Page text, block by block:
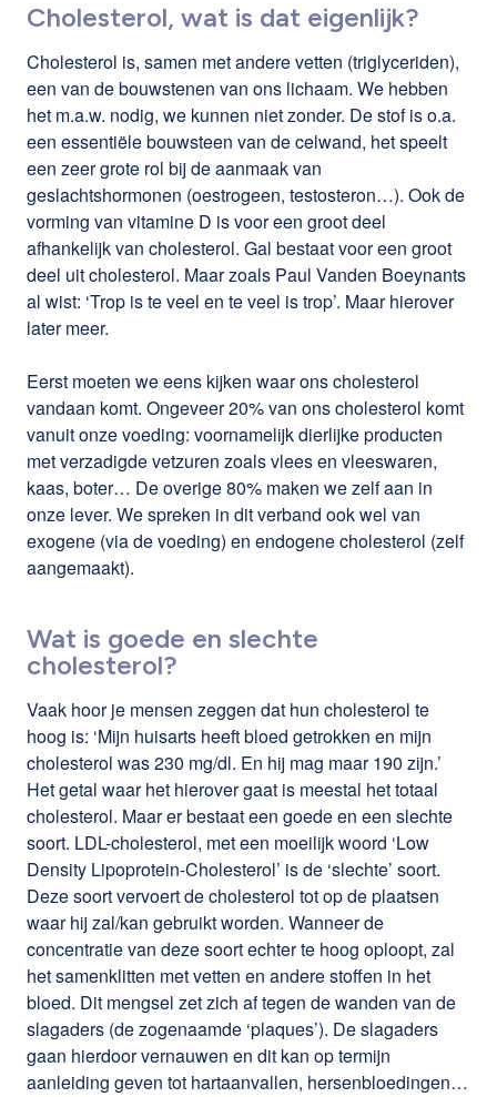
Cholesterol, wat is dat eigenlijk?
Cholesterol is, samen met andere vetten (triglyceriden),
een van de bouwstenen van ons lichaam. We hebben
het m.a.w. nodig, we kunnen niet zonder. De stof is o.a.
een essentiële bouwsteen van de celwand, het speelt
een zeer grote rol bij de aanmaak van
geslachtshormonen (oestrogeen, testosteron…). Ook de
vorming van vitamine D is voor een groot deel
afhankelijk van cholesterol. Gal bestaat voor een groot
deel uit cholesterol. Maar zoals Paul Vanden Boeynants
al wist: ‘Trop is te veel en te veel is trop’. Maar hierover
later meer.
Eerst moeten we eens kijken waar ons cholesterol
vandaan komt. Ongeveer 20% van ons cholesterol komt
vanuit onze voeding: voornamelijk dierlijke producten
met verzadigde vetzuren zoals vlees en vleeswaren,
kaas, boter… De overige 80% maken we zelf aan in
onze lever. We spreken in dit verband ook wel van
exogene (via de voeding) en endogene cholesterol (zelf
aangemaakt).
Wat is goede en slechte
cholesterol?
Vaak hoor je mensen zeggen dat hun cholesterol te
hoog is: ‘Mijn huisarts heeft bloed getrokken en mijn
cholesterol was 230 mg/dl. En hij mag maar 190 zijn.’
Het getal waar het hierover gaat is meestal het totaal
cholesterol. Maar er bestaat een goede en een slechte
soort. LDL-cholesterol, met een moeilijk woord ‘Low
Density Lipoprotein-Cholesterol’ is de ‘slechte’ soort.
Deze soort vervoert de cholesterol tot op de plaatsen
waar hij zal/kan gebruikt worden. Wanneer de
concentratie van deze soort echter te hoog oploopt, zal
het samenklitten met vetten en andere stoffen in het
bloed. Dit mengsel zet zich af tegen de wanden van de
slagaders (de zogenaamde ‘plaques’). De slagaders
gaan hierdoor vernauwen en dit kan op termijn
aanleiding geven tot hartaanvallen, hersenbloedingen…